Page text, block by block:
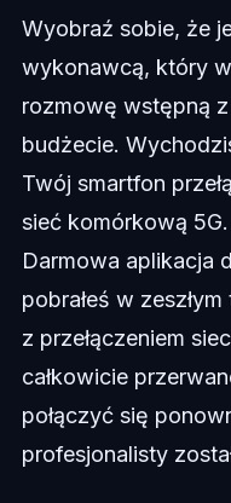
Wyobraź sobie, że
wykonawcą, który
rozmowę wstępną
budżecie.
Twój smartfon
sieć komórkową
Darmowa aplikacja
pobrałeś w
z przełączeniem
całkowicie
połączyć się
profesjonalisty